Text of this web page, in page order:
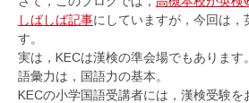
しばしば記事にしていますが，今回は
す。
実は，KECは漢検の準会場でもあります。
語彙力は，国語力の基本。
KECの小学国語受講者には，漢検受験を